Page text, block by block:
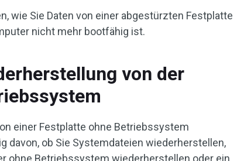
wie Sie Daten von einer abgestürzten Festplatte
nicht mehr bootfähig ist.
von der
einer Festplatte ohne Betriebssystem
davon, ob Sie Systemdateien wiederherstellen,
ohne Betriebssystem wiederherstellen oder ein